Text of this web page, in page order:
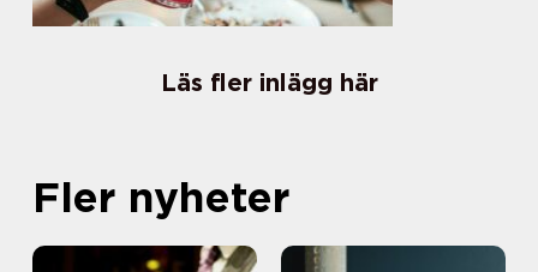
Läs fler inlägg här
Fler nyheter